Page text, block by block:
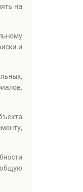
на
и
общую